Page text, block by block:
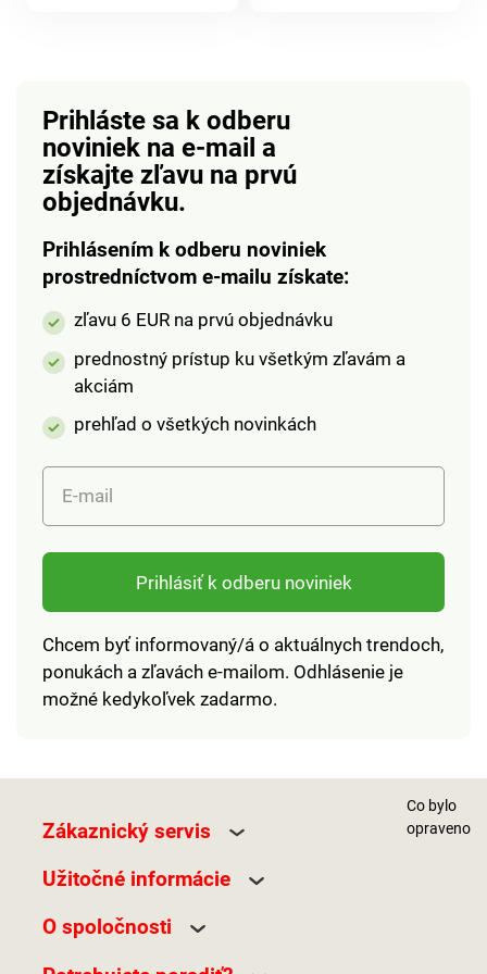
Prihláste sa k odberu
noviniek na e-mail a
získajte zľavu na prvú
objednávku.
Prihlásením k odberu noviniek
prostredníctvom e-mailu získate:
zľavu 6 EUR na prvú objednávku
prednostný prístup ku všetkým zľavám a
akciám
prehľad o všetkých novinkách
E-mail
Prihlásiť k odberu noviniek
Chcem byť informovaný/á o aktuálnych trendoch,
ponukách a zľavách e-mailom. Odhlásenie je
možné kedykoľvek zadarmo.
Zákaznický servis
Užitočné informácie
O spoločnosti
Co bylo
opraveno